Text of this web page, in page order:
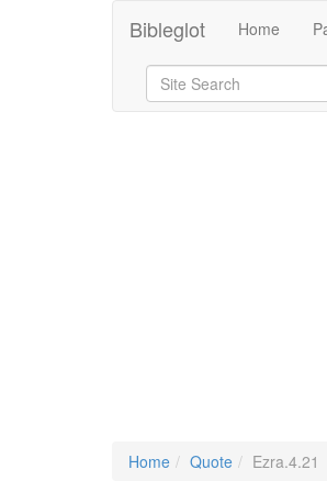
Bibleglot Home
Home Quote Ezra.4.21